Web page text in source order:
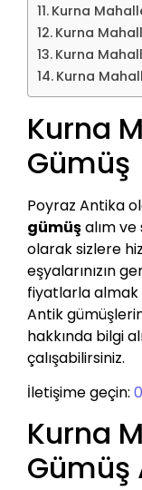
Kurna
Kurna
Kurna
Kurna
Kurna
Gümüş
Poyraz Antika
gümüşalım
olarak sizlere
eşyalarınızın
fiyatlarla almak
Antik
hakkında bilgi
çalışabilirsiniz.
İletişime geçin:
Kurna
Gümüş